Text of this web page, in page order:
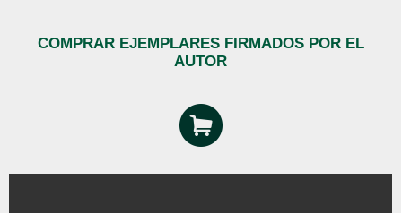
COMPRAR EJEMPLARES FIRMADOS POR EL
AUTOR